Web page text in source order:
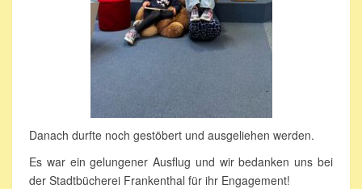
Danach durfte noch gestöbert und ausgeliehen werden.
Es war ein gelungener Ausflug und wir bedanken uns bei
der Stadtbücherei Frankenthal für ihr Engagement!